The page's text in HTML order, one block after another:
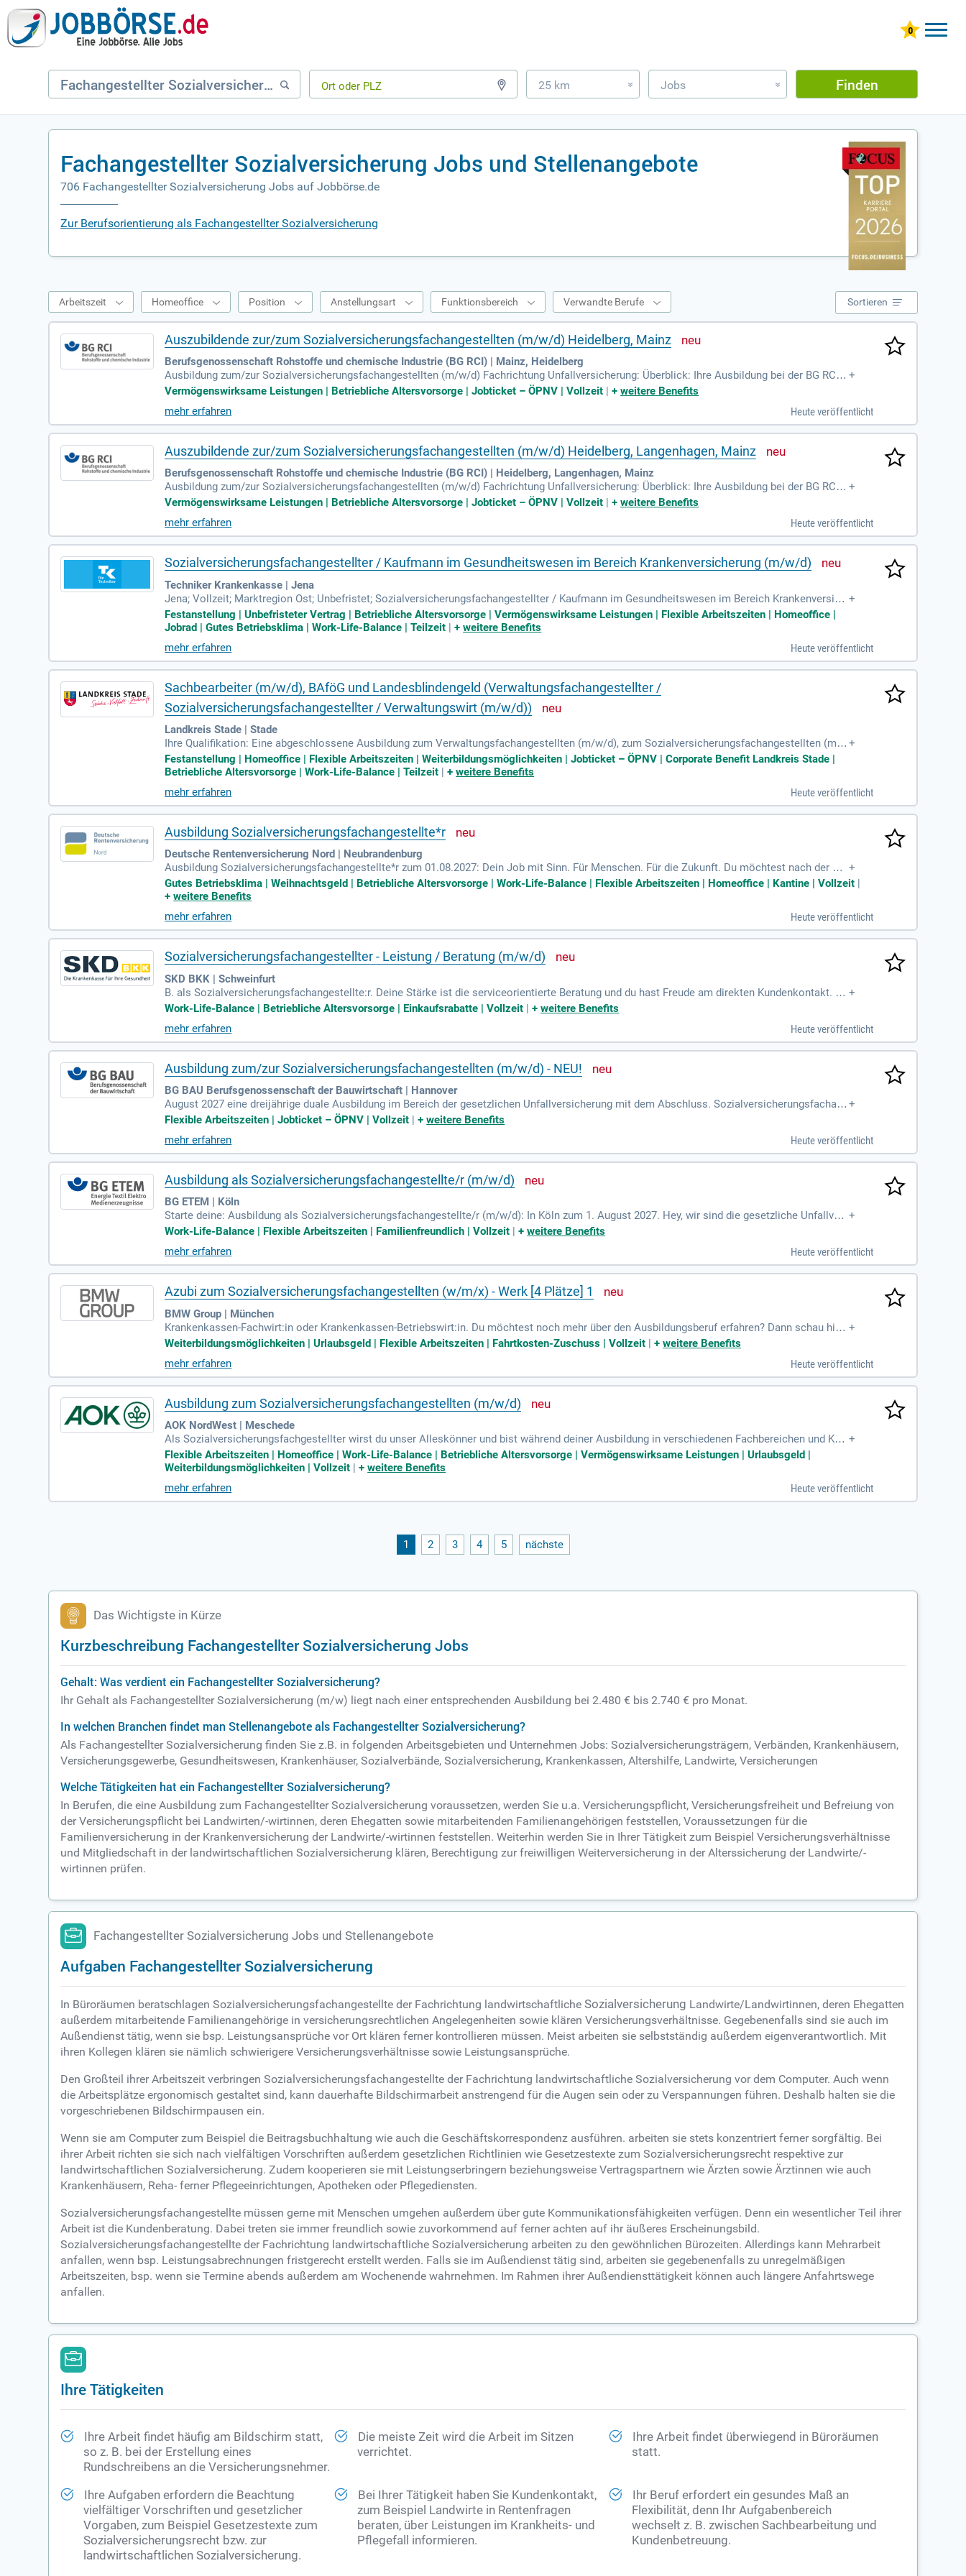
25 km » Jobs » Finden
Fachangestellter Sozialversicherung Jobs und Stellenangebote
706 Fachangestellter Sozialversicherung Jobs auf Jobbörse.de
Zur Berufsorientierung als Fachangestellter Sozialversicherung
Arbeitszeit Homeoffice Position Anstellungsart Funktionsbereich Verwandte Berufe Sortieren
Auszubildende zur/zum Sozialversicherungsfachangestellten (m/w/d) Heidelberg, Mainz
Berufsgenossenschaft Rohstoffe und chemische Industrie (BG RCI) | Mainz, Heidelberg
Ausbildung zum/zur Sozialversicherungsfachangestellten (m/w/d) Fachrichtung Unfallversicherung: Überblick: Ihre Ausbildung bei der BG RCI;
Während Ihrer dreijährigen Ausbildung bereiten wir Sie sowohl praktisch als auch theoretisch auf Ihre spätere Arbeit
+
Vermögenswirksame Leistungen | Betriebliche Altersvorsorge | Jobticket – ÖPNV | Vollzeit |+weitere Benefits
mehr erfahren
Heute veröffentlicht
Auszubildende zur/zum Sozialversicherungsfachangestellten (m/w/d) Heidelberg, Langenhagen, Mainz
Berufsgenossenschaft Rohstoffe und chemische Industrie (BG RCI) | Heidelberg, Langenhagen, Mainz
Ausbildung zum/zur Sozialversicherungsfachangestellten (m/w/d) Fachrichtung Unfallversicherung: Überblick: Ihre Ausbildung bei der BG RCI;
Während Ihrer dreijährigen Ausbildung bereiten wir Sie sowohl praktisch als auch theoretisch auf Ihre spätere Arbeit
+
Vermögenswirksame Leistungen | Betriebliche Altersvorsorge | Jobticket – ÖPNV | Vollzeit |+weitere Benefits
mehr erfahren
Heute veröffentlicht
Sozialversicherungsfachangestellter / Kaufmann im Gesundheitswesen im Bereich Krankenversicherung (m/w/d)
Techniker Krankenkasse | Jena
Jena; Vollzeit; Marktregion Ost; Unbefristet; Sozialversicherungsfachangestellter / Kaufmann im Gesundheitswesen im Bereich Krankenversich
erung (m/w/d): Sie möchten den direkten Kundenkontakt gestalten und Menschen in wichtigen Gesundheits- und Sozialversicherungsthemen
+
Festanstellung | Unbefristeter Vertrag | Betriebliche Altersvorsorge | Vermögenswirksame Leistungen | Flexible Arbeitszeiten | Homeoffice |
Jobrad | Gutes Betriebsklima | Work-Life-Balance | Teilzeit |+weitere Benefits
mehr erfahren
Heute veröffentlicht
Sachbearbeiter (m/w/d), BAföG und Landesblindengeld (Verwaltungsfachangestellter /
Sozialversicherungsfachangestellter / Verwaltungswirt (m/w/d))
Landkreis Stade | Stade
Ihre Qualifikation: Eine abgeschlossene Ausbildung zum Verwaltungsfachangestellten (m/w/d), zum Sozialversicherungsfachangestellten (m/
w/d) oder zum Fachangestellten (m/w/d) für Arbeitsmarktdienstleistungen oder; eine abgeschlossene Weiterbildung zum
+
Festanstellung | Homeoffice | Flexible Arbeitszeiten | Weiterbildungsmöglichkeiten | Jobticket – ÖPNV | Corporate Benefit Landkreis Stade |
Betriebliche Altersvorsorge | Work-Life-Balance | Teilzeit |+weitere Benefits
mehr erfahren
Heute veröffentlicht
Ausbildung Sozialversicherungsfachangestellte*r
Deutsche Rentenversicherung Nord | Neubrandenburg
Ausbildung Sozialversicherungsfachangestellte*r zum 01.08.2027: Dein Job mit Sinn. Für Menschen. Für die Zukunft. Du möchtest nach der Sc
hule etwas machen, das wirklich zählt?
+
Gutes Betriebsklima | Weihnachtsgeld | Betriebliche Altersvorsorge | Work-Life-Balance | Flexible Arbeitszeiten | Homeoffice | Kantine | Vollzeit
+weitere Benefits
mehr erfahren
Heute veröffentlicht
Sozialversicherungsfachangestellter - Leistung / Beratung (m/w/d)
SKD BKK | Schweinfurt
B. als Sozialversicherungsfachangestellte:r. Deine Stärke ist die serviceorientierte Beratung und du hast Freude am direkten Kundenkontakt. Du
kommunizierst klar und empathisch, sowohl mit Kunden als auch mit Partnern wie dem Medizinischen Dienst.
+
Work-Life-Balance | Betriebliche Altersvorsorge | Einkaufsrabatte | Vollzeit |+weitere Benefits
mehr erfahren
Heute veröffentlicht
Ausbildung zum/zur Sozialversicherungsfachangestellten (m/w/d) - NEU!
BG BAU Berufsgenossenschaft der Bauwirtschaft | Hannover
August 2027 eine dreijährige duale Ausbildung im Bereich der gesetzlichen Unfallversicherung mit dem Abschluss. Sozialversicherungsfachang
estellte/; Sozialversicherungsfachangestellter (m/w/d): An.
+
Flexible Arbeitszeiten | Jobticket – ÖPNV | Vollzeit |+weitere Benefits
mehr erfahren
Heute veröffentlicht
Ausbildung als Sozialversicherungsfachangestellte/r (m/w/d)
BG ETEM | Köln
Starte deine: Ausbildung als Sozialversicherungsfachangestellte/r (m/w/d): In Köln zum 1. August 2027. Hey, wir sind die gesetzliche Unfallver
sicherung für die Bereiche Energie, Textil, Elektro und Medienerzeugnisse. Und ja, wir sind eine Behörde.
+
Work-Life-Balance | Flexible Arbeitszeiten | Familienfreundlich | Vollzeit |+weitere Benefits
mehr erfahren
Heute veröffentlicht
Azubi zum Sozialversicherungsfachangestellten (w/m/x) - Werk [4 Plätze] 1
BMW Group | München
Krankenkassen-Fachwirt:in oder Krankenkassen-Betriebswirt:in. Du möchtest noch mehr über den Ausbildungsberuf erfahren? Dann schau hier
rein! Was bringst du mit? Freude am Umgang mit Menschen. Interesse an EDV, Zahlen und Finanzen.
+
Weiterbildungsmöglichkeiten | Urlaubsgeld | Flexible Arbeitszeiten | Fahrtkosten-Zuschuss | Vollzeit |+weitere Benefits
mehr erfahren
Heute veröffentlicht
Ausbildung zum Sozialversicherungsfachangestellten (m/w/d)
AOK NordWest | Meschede
Als Sozialversicherungsfachgestellter wirst du unser Alleskönner und bist während deiner Ausbildung in verschiedenen Fachbereichen und Kun
dencentern eingesetzt.
+
Flexible Arbeitszeiten | Homeoffice | Work-Life-Balance | Betriebliche Altersvorsorge | Vermögenswirksame Leistungen | Urlaubsgeld |
Weiterbildungsmöglichkeiten | Vollzeit |+weitere Benefits
mehr erfahren
Heute veröffentlicht
1 2 3 4 5 nächste
Das Wichtigste in Kürze
Kurzbeschreibung Fachangestellter Sozialversicherung Jobs
Gehalt: Was verdient ein Fachangestellter Sozialversicherung?
Ihr Gehalt als Fachangestellter Sozialversicherung (m/w) liegt nach einer entsprechenden Ausbildung bei 2.480 € bis 2.740 € pro Monat.
In welchen Branchen findet man Stellenangebote als Fachangestellter Sozialversicherung?
Als Fachangestellter Sozialversicherung finden Sie z.B. in folgenden Arbeitsgebieten und Unternehmen Jobs: Sozialversicherungsträgern, Verbänden, Krankenhäusern,
Versicherungsgewerbe, Gesundheitswesen, Krankenhäuser, Sozialverbände, Sozialversicherung, Krankenkassen, Altershilfe, Landwirte, Versicherungen
Welche Tätigkeiten hat ein Fachangestellter Sozialversicherung?
In Berufen, die eine Ausbildung zum Fachangestellter Sozialversicherung voraussetzen, werden Sie u.a. Versicherungspflicht, Versicherungsfreiheit und Befreiung von
der Versicherungspflicht bei Landwirten/-wirtinnen, deren Ehegatten sowie mitarbeitenden Familienangehörigen feststellen, Voraussetzungen für die
Familienversicherung in der Krankenversicherung der Landwirte/-wirtinnen feststellen. Weiterhin werden Sie in Ihrer Tätigkeit zum Beispiel Versicherungsverhältnisse
und Mitgliedschaft in der landwirtschaftlichen Sozialversicherung klären, Berechtigung zur freiwilligen Weiterversicherung in der Alterssicherung der Landwirte/-
wirtinnen prüfen.
Fachangestellter Sozialversicherung Jobs und Stellenangebote
Aufgaben Fachangestellter Sozialversicherung
In Büroräumen beratschlagen Sozialversicherungsfachangestellte der Fachrichtung landwirtschaftlicheSozialversicherung Landwirte/Landwirtinnen, deren Ehegatten
außerdem mitarbeitende Familienangehörige in versicherungsrechtlichen Angelegenheiten sowie klären Versicherungsverhältnisse. Gegebenenfalls sind sie auch im
Außendienst tätig, wenn sie bsp. Leistungsansprüche vor Ort klären ferner kontrollieren müssen. Meist arbeiten sie selbstständig außerdem eigenverantwortlich. Mit
ihren Kollegen klären sie nämlich schwierigere Versicherungsverhältnisse sowie Leistungsansprüche.
Den Großteil ihrer Arbeitszeit verbringen Sozialversicherungsfachangestellte der Fachrichtung landwirtschaftliche Sozialversicherung vor dem Computer. Auch wenn
die Arbeitsplätze ergonomisch gestaltet sind, kann dauerhafte Bildschirmarbeit anstrengend für die Augen sein oder zu Verspannungen führen. Deshalb halten sie die
vorgeschriebenen Bildschirmpausen ein.
Wenn sie am Computer zum Beispiel die Beitragsbuchhaltung wie auch die Geschäftskorrespondenz ausführen. arbeiten sie stets konzentriert ferner sorgfältig. Bei
ihrer Arbeit richten sie sich nach vielfältigen Vorschriften außerdem gesetzlichen Richtlinien wie Gesetzestexte zum Sozialversicherungsrecht respektive zur
landwirtschaftlichen Sozialversicherung. Zudem kooperieren sie mit Leistungserbringern beziehungsweise Vertragspartnern wie Ärzten sowie Ärztinnen wie auch
Krankenhäusern, Reha- ferner Pflegeeinrichtungen, Apotheken oder Pflegediensten.
Sozialversicherungsfachangestellte müssen gerne mit Menschen umgehen außerdem über gute Kommunikationsfähigkeiten verfügen. Denn ein wesentlicher Teil ihrer
Arbeit ist die Kundenberatung. Dabei treten sie immer freundlich sowie zuvorkommend auf ferner achten auf ihr äußeres Erscheinungsbild.
Sozialversicherungsfachangestellte der Fachrichtung landwirtschaftliche Sozialversicherung arbeiten zu den gewöhnlichen Bürozeiten. Allerdings kann Mehrarbeit
anfallen, wenn bsp. Leistungsabrechnungen fristgerecht erstellt werden. Falls sie im Außendienst tätig sind, arbeiten sie gegebenenfalls zu unregelmäßigen
Arbeitszeiten, bsp. wenn sie Termine abends außerdem am Wochenende wahrnehmen. Im Rahmen ihrer Außendiensttätigkeit können auch längere Anfahrtswege
anfallen.
Ihre Tätigkeiten
Ihre Arbeit findet häufig am Bildschirm statt,
so z. B. bei der Erstellung eines
Rundschreibens an die Versicherungsnehmer.
Die meiste Zeit wird die Arbeit im Sitzen
verrichtet.
Ihre Arbeit findet überwiegend in Büroräumen
statt.
Ihre Aufgaben erfordern die Beachtung
vielfältiger Vorschriften und gesetzlicher
Vorgaben, zum Beispiel Gesetzestexte zum
Sozialversicherungsrecht bzw. zur
landwirtschaftlichen Sozialversicherung.
Bei Ihrer Tätigkeit haben Sie Kundenkontakt,
zum Beispiel Landwirte in Rentenfragen
beraten, über Leistungen im Krankheits- und
Pflegefall informieren.
Ihr Beruf erfordert ein gesundes Maß an
Flexibilität, denn Ihr Aufgabenbereich
wechselt z. B. zwischen Sachbearbeitung und
Kundenbetreuung.